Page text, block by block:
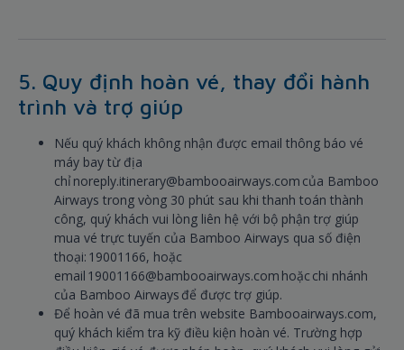
5. Quy định hoàn vé, thay đổi hành
trình và trợ giúp
Nếu quý khách không nhận được email thông báo vé
máy bay từ địa
chỉ noreply.itinerary@bambooairways.com của Bamboo
Airways trong vòng 30 phút sau khi thanh toán thành
công, quý khách vui lòng liên hệ với bộ phận trợ giúp
mua vé trực tuyến của Bamboo Airways qua số điện
thoại: 19001166, hoặc
email 19001166@bambooairways.com hoặc chi nhánh
của Bamboo Airways để được trợ giúp.
Để hoàn vé đã mua trên website Bambooairways.com,
quý khách kiểm tra kỹ điều kiện hoàn vé. Trường hợp